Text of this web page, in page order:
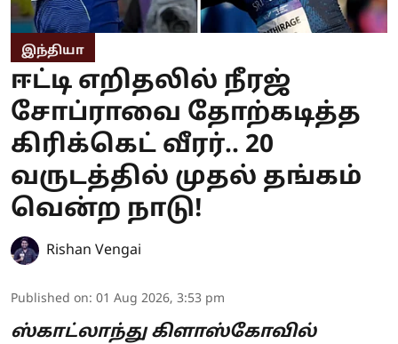
இந்தியா
ஈட்டி எறிதலில் நீரஜ்
சோப்ராவை தோற்கடித்த
கிரிக்கெட் வீரர்.. 20
வருடத்தில் முதல் தங்கம்
வென்ற நாடு!
Rishan Vengai
Published on: 01 Aug 2026, 3:53 pm
ஸ்காட்லாந்து கிளாஸ்கோவில்